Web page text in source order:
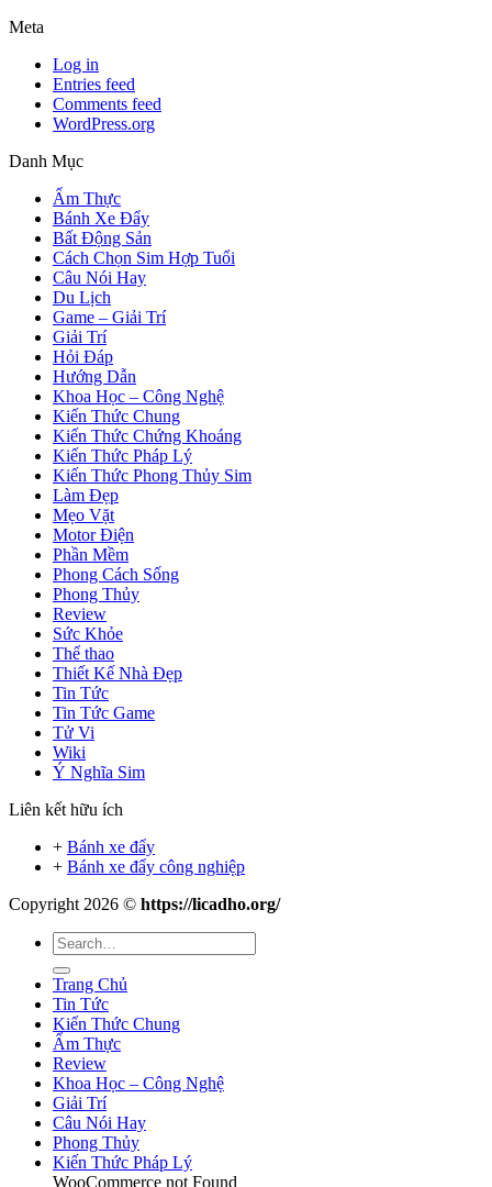
Meta
Log in
Entries feed
Comments feed
WordPress.org
Danh Mục
Ẩm Thực
Bánh Xe Đẩy
Bất Động Sản
Cách Chọn Sim Hợp Tuổi
Câu Nói Hay
Du Lịch
Game – Giải Trí
Giải Trí
Hỏi Đáp
Hướng Dẫn
Khoa Học – Công Nghệ
Kiến Thức Chung
Kiến Thức Chứng Khoáng
Kiến Thức Pháp Lý
Kiến Thức Phong Thủy Sim
Làm Đẹp
Mẹo Vặt
Motor Điện
Phần Mềm
Phong Cách Sống
Phong Thủy
Review
Sức Khỏe
Thể thao
Thiết Kế Nhà Đẹp
Tin Tức
Tin Tức Game
Tử Vi
Wiki
Ý Nghĩa Sim
Liên kết hữu ích
+ Bánh xe đẩy
+ Bánh xe đẩy công nghiệp
Copyright 2026 © https://licadho.org/
Trang Chủ
Tin Tức
Kiến Thức Chung
Ẩm Thực
Review
Khoa Học – Công Nghệ
Giải Trí
Câu Nói Hay
Phong Thủy
Kiến Thức Pháp Lý
WooCommerce not Found